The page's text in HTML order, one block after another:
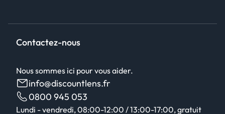
Contactez-nous
Nous sommes ici pour vous aider.
info@discountlens.fr
0800 945 053
Lundi - vendredi, 08:00-12:00 / 13:00-17:00, gratuit